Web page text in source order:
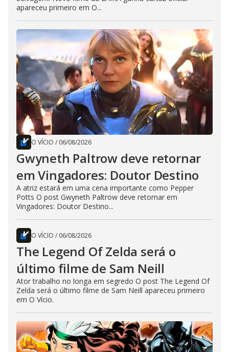
apareceu primeiro em O...
O VÍCIO / 06/08/2026
Gwyneth Paltrow deve retornar
em Vingadores: Doutor Destino
A atriz estará em uma cena importante como Pepper
Potts O post Gwyneth Paltrow deve retornar em
Vingadores: Doutor Destino...
O VÍCIO / 06/08/2026
The Legend Of Zelda será o
último filme de Sam Neill
Ator trabalho no longa em segredo O post The Legend Of
Zelda será o último filme de Sam Neill apareceu primeiro
em O Vício.